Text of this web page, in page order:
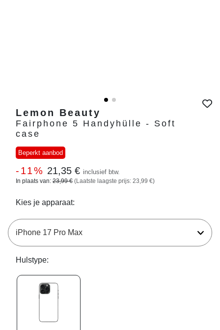
Lemon Beauty
Fairphone 5 Handyhülle - Soft
case
Beperkt aanbod
-11% 21,35 € inclusief btw.
In plaats van: 23,99 € (Laatste laagste prijs: 23,99 €)
Kies je apparaat:
Hulstype: